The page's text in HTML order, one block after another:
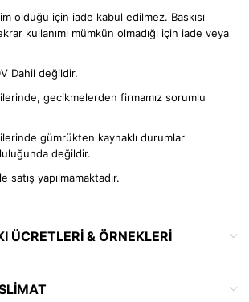
olduğu için iade kabul edilmez. Baskısı
kullanımı mümkün olmadığı için iade veya
Dahil değildir.
gecikmelerden firmamız sorumlu
gümrükten kaynaklı durumlar
değildir.
satış yapılmamaktadır.
ÜCRETLERI & ÖRNEKLERI